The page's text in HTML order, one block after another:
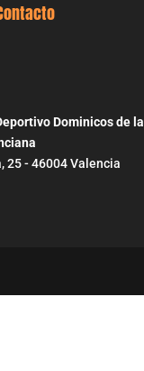
Dominicos de la
25 - 46004 Valencia